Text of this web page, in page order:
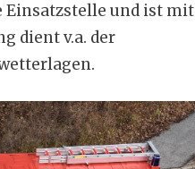
Einsatzstelle und ist mit
dient v.a. der